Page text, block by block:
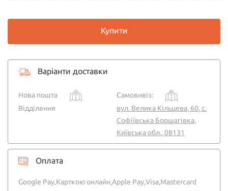
Купити
Варіанти доставки
Нова пошта
Самовивіз:
Відділення
вул. Велика Кільцева, 60, с.
Софіївська Борщагівка,
Київська обл., 08131
Оплата
Google Pay,Карткою онлайн,Apple Pay,Visa,Mastercard